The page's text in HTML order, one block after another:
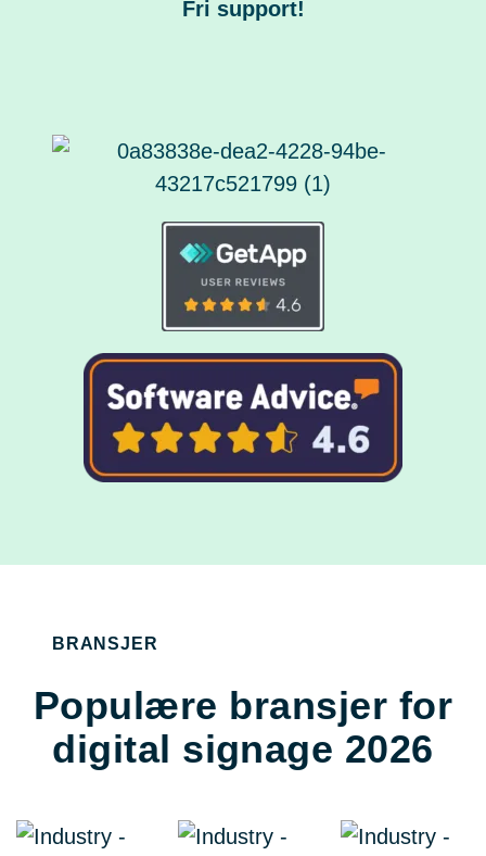
Fri support!
BRANSJER
Populære bransjer for
digital signage 2026